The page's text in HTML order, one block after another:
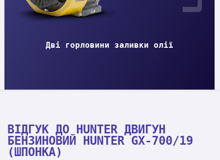
Дві горловини заливки олії
ВІДГУК ДО HUNTER ДВИГУН
БЕНЗИНОВИЙ HUNTER GX-700/19
(ШПОНКА)